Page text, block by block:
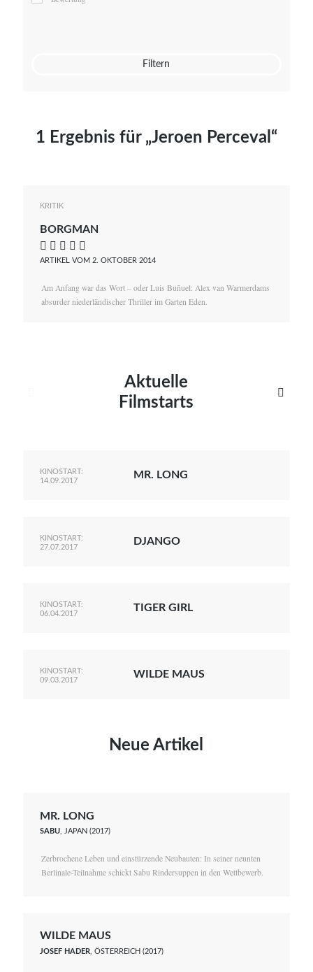
Mato von Vogelstein
Filtern
1 Ergebnis für „Jeroen Perceval“
KRITIK
BORGMAN
    
ARTIKEL VOM 2. OKTOBER 2014
Am Anfang war das Wort – oder Luis Buñuel: Alex van Warmerdams
absurder niederländischer Thriller im Garten Eden.
Aktuelle
Filmstarts

KINOSTART:
14.09.2017
MR. LONG
KINOSTART:
27.07.2017
DJANGO
KINOSTART:
06.04.2017
TIGER GIRL
KINOSTART:
09.03.2017
WILDE MAUS
Neue Artikel
MR. LONG
SABU, JAPAN (2017)
Zerbrochene Leben und einstürzende Neubauten: In seiner neunten
Berlinale-Teilnahme schickt Sabu Rindersuppen in den Wettbewerb.
WILDE MAUS
JOSEF HADER , ÖSTERREICH (2017)